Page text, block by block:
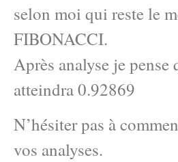
selon moi qui reste le
FIBONACCI.
Après analyse je pense
atteindra 0.92869
N’hésiter pas à
vos analyses.